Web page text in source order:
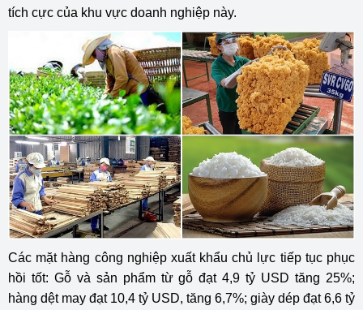
tích cực của khu vực doanh nghiệp này.
Các mặt hàng công nghiệp xuất khẩu chủ lực tiếp tục phục
hồi tốt: Gỗ và sản phẩm từ gỗ đạt 4,9 tỷ USD tăng 25%;
hàng dệt may đạt 10,4 tỷ USD, tăng 6,7%; giày dép đạt 6,6 tỷ